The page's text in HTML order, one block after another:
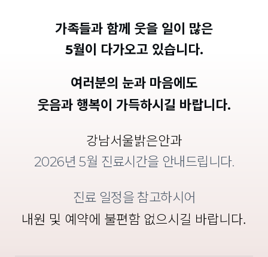
가족들과 함께 웃을 일이 많은
5월이 다가오고 있습니다.
여러분의 눈과 마음에도
웃음과 행복이 가득하시길 바랍니다.
강남서울밝은안과
2026년 5월 진료시간을 안내드립니다.
진료 일정을 참고하시어
내원 및 예약에 불편함 없으시길 바랍니다.